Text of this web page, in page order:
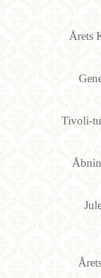
Årets
Tivoli-